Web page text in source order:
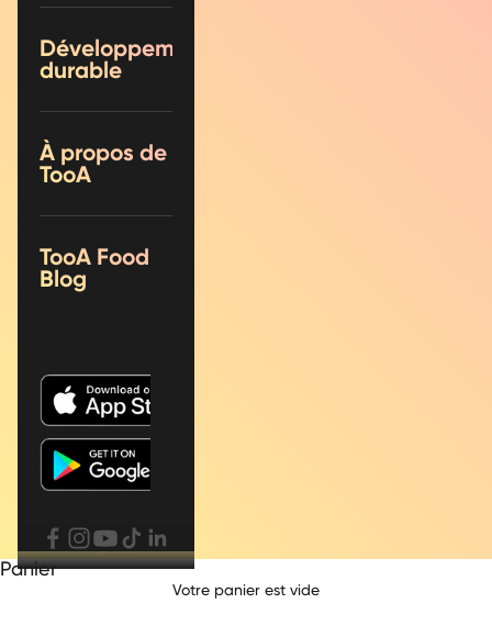
Développement
durable
À propos de
TooA
TooA Food
Blog
Panier
Votre panier est vide